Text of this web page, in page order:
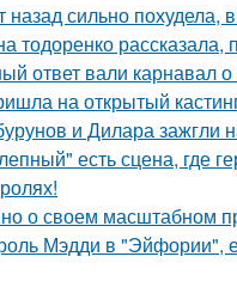
назад сильно
рассказала,
вали карнавал о
на открытый
и Дилара зажгли
есть сцена, где
о своем масштабном
Мэдди в "Эйфории",